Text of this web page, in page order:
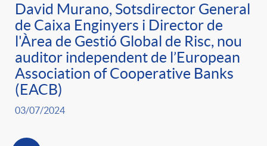
David Murano, Sotsdirector General
de Caixa Enginyers i Director de
l'Àrea de Gestió Global de Risc, nou
auditor independent de l’European
Association of Cooperative Banks
(EACB)
03/07/2024